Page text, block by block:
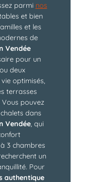
parmi nos
et bien
et les
de
Vendée
pour un
deux
optimisés,
terrasses
pouvez
dans
Vendée, qui
3 chambres
un
Pour
authentique